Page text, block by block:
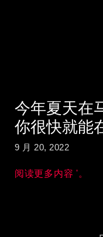
今年夏天在
你很快就能
9 月 20, 2022
阅读更多内容 '。